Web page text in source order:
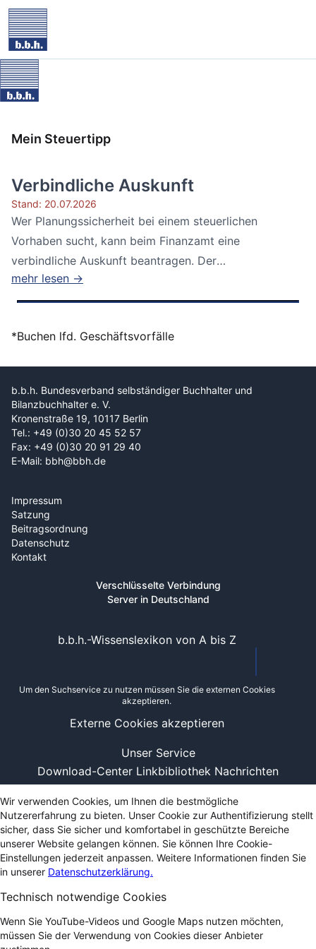
Mein Steuertipp
Verbindliche Auskunft
Stand: 20.07.2026
Wer Planungssicherheit bei einem steuerlichen
Vorhaben sucht, kann beim Finanzamt eine
verbindliche Auskunft beantragen. Der
Bundesfinanzhof...
mehr lesen →
*Buchen lfd. Geschäftsvorfälle
b.b.h. Bundesverband selbständiger Buchhalter und
Bilanzbuchhalter e. V.
Kronenstraße 19, 10117 Berlin
Tel.: +49 (0)30 20 45 52 57
Fax: +49 (0)30 20 91 29 40
E-Mail: bbh@bbh.de
Impressum
Satzung
Beitragsordnung
Datenschutz
Kontakt
Verschlüsselte Verbindung
Server in Deutschland
Unser Service
Download-Center Linkbibliothek Nachrichten
b.b.h.-Wissenslexikon von A bis Z
Um den Suchservice zu nutzen müssen Sie die externen Cookies
akzeptieren.
Externe Cookies akzeptieren
Wir verwenden Cookies, um Ihnen die bestmögliche
Nutzererfahrung zu bieten. Unser Cookie zur Authentifizierung stellt
sicher, dass Sie sicher und komfortabel in geschützte Bereiche
unserer Website gelangen können. Sie können Ihre Cookie-
Einstellungen jederzeit anpassen. Weitere Informationen finden Sie
in unserer Datenschutzerklärung.
Technisch notwendige Cookies
Wenn Sie YouTube-Videos und Google Maps nutzen möchten,
müssen Sie der Verwendung von Cookies dieser Anbieter